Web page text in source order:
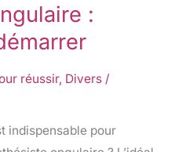
:
réussir, Divers /
indispensable pour